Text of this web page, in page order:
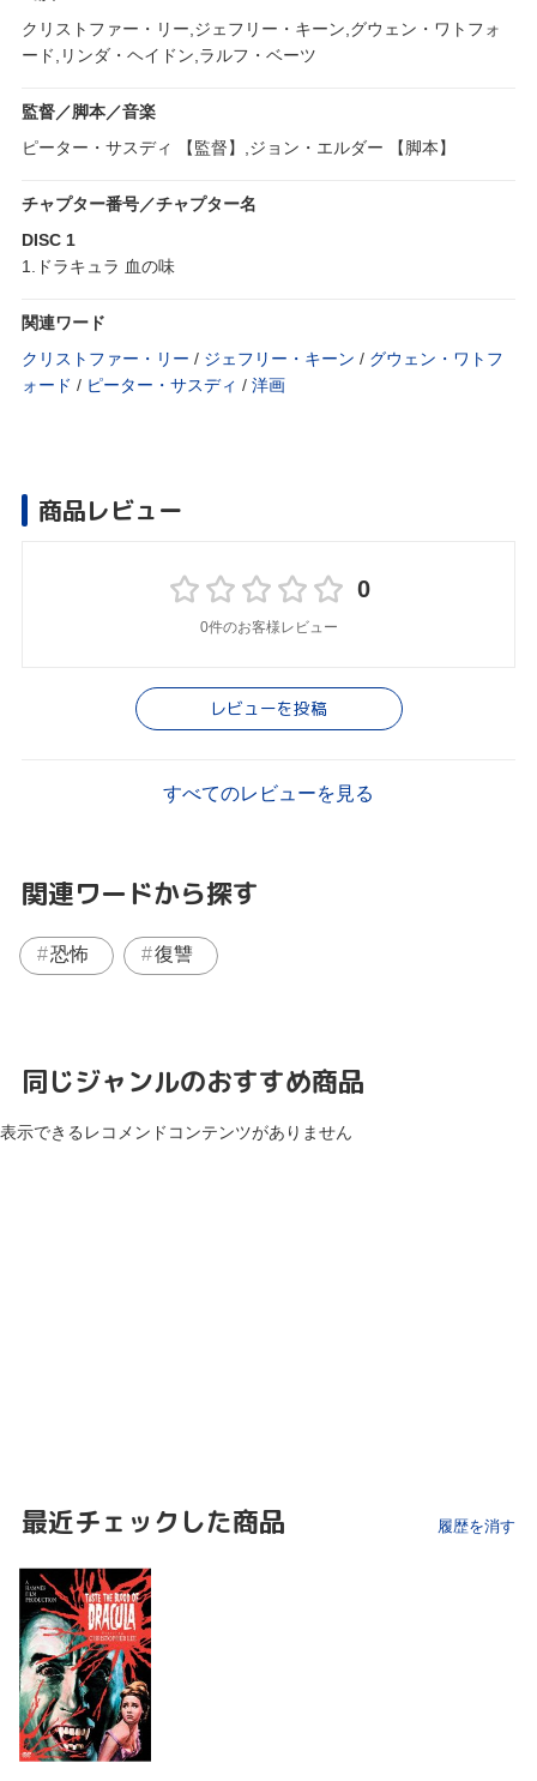
クリストファー・リー,ジェフリー・キーン,グウェン・ワトフォ
ード,リンダ・ヘイドン,ラルフ・ベーツ
監督／脚本／音楽
ピーター・サスディ 【監督】,ジョン・エルダー 【脚本】
チャプター番号／チャプター名
DISC 1
1.ドラキュラ 血の味
関連ワード
クリストファー・リー / ジェフリー・キーン / グウェン・ワトフ
ォード / ピーター・サスディ / 洋画
商品レビュー
0
0件のお客様レビュー
レビューを投稿
すべてのレビューを見る
関連ワードから探す
恐怖 復讐
同じジャンルのおすすめ商品
表示できるレコメンドコンテンツがありません
最近チェックした商品 履歴を消す